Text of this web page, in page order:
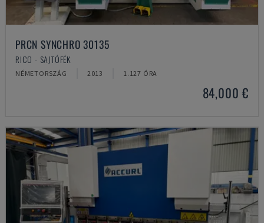
PRCN SYNCHRO 30135
RICO - SAJTÓFÉK
NÉMETORSZÁG 2013 1.127 ÓRA
84,000 €